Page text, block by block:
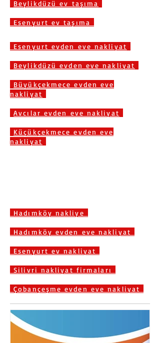
Beylikdüzü ev taşıma
Esenyurt ev taşıma
Esenyurt evden eve nakliyat
Beylikdüzü evden eve nakliyat
Büyükçekmece evden eve
nakliyat
Avcılar evden eve nakliyat
Küçükçekmece evden eve
nakliyat
Hadımköy nakliye
Hadımköy evden eve nakliyat
Esenyurt ev nakliyat
Silivri nakliyat firmaları
Çobançeşme evden eve nakliyat